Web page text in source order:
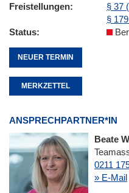
Freistellungen
§ 37
§
Status
NEUER TERMIN
MERKZETTEL
ANSPRECHPARTNER*IN
Beate
0211
» E-Mail